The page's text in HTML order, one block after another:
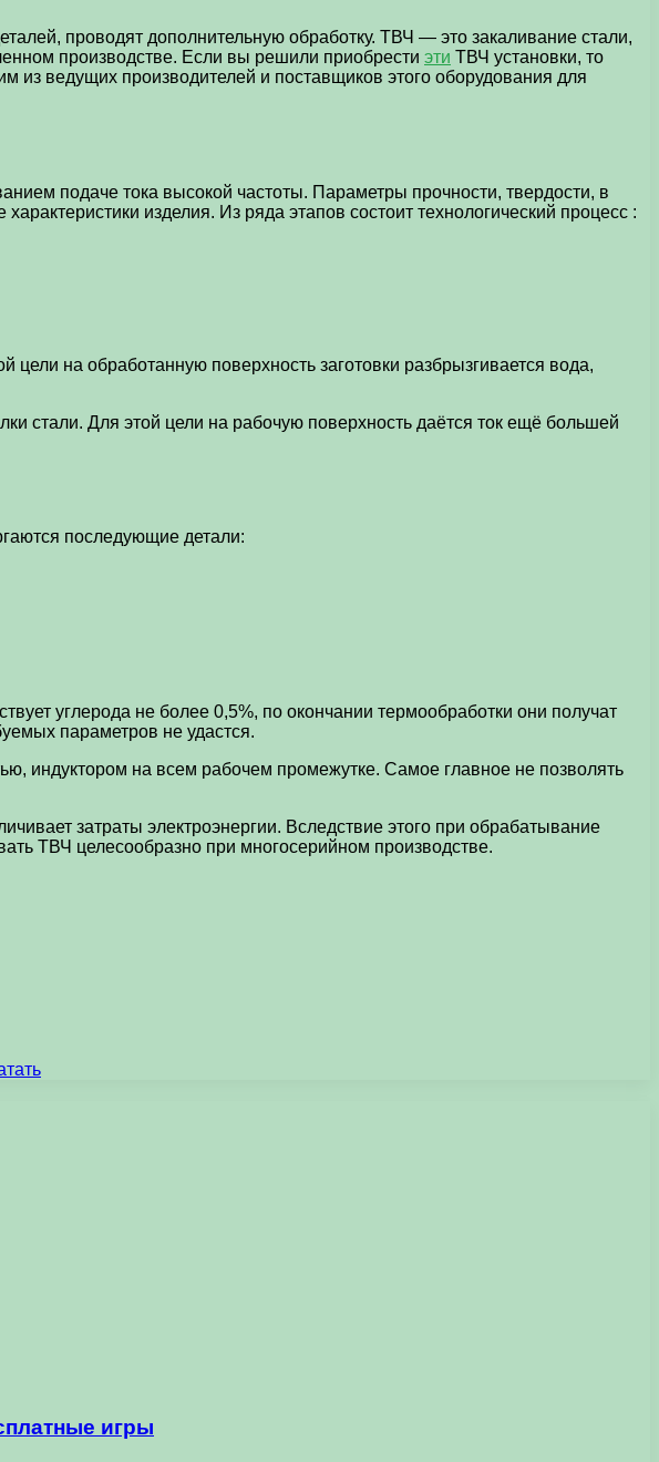
проводят дополнительную обработку. ТВЧ — это закаливание стали,
производстве. Если вы решили приобрести эти ТВЧ установки, то
из ведущих производителей и поставщиков этого оборудования для
подаче тока высокой частоты. Параметры прочности, твердости, в
изделия. Из ряда этапов состоит технологический процесс :
на обработанную поверхность заготовки разбрызгивается вода,
стали. Для этой цели на рабочую поверхность даётся ток ещё большей
последующие детали:
углерода не более 0,5%, по окончании термообработки они получат
параметров не удастся.
индуктором на всем рабочем промежутке. Самое главное не позволять
затраты электроэнергии. Вследствие этого при обрабатывание
ТВЧ целесообразно при многосерийном производстве.
игры